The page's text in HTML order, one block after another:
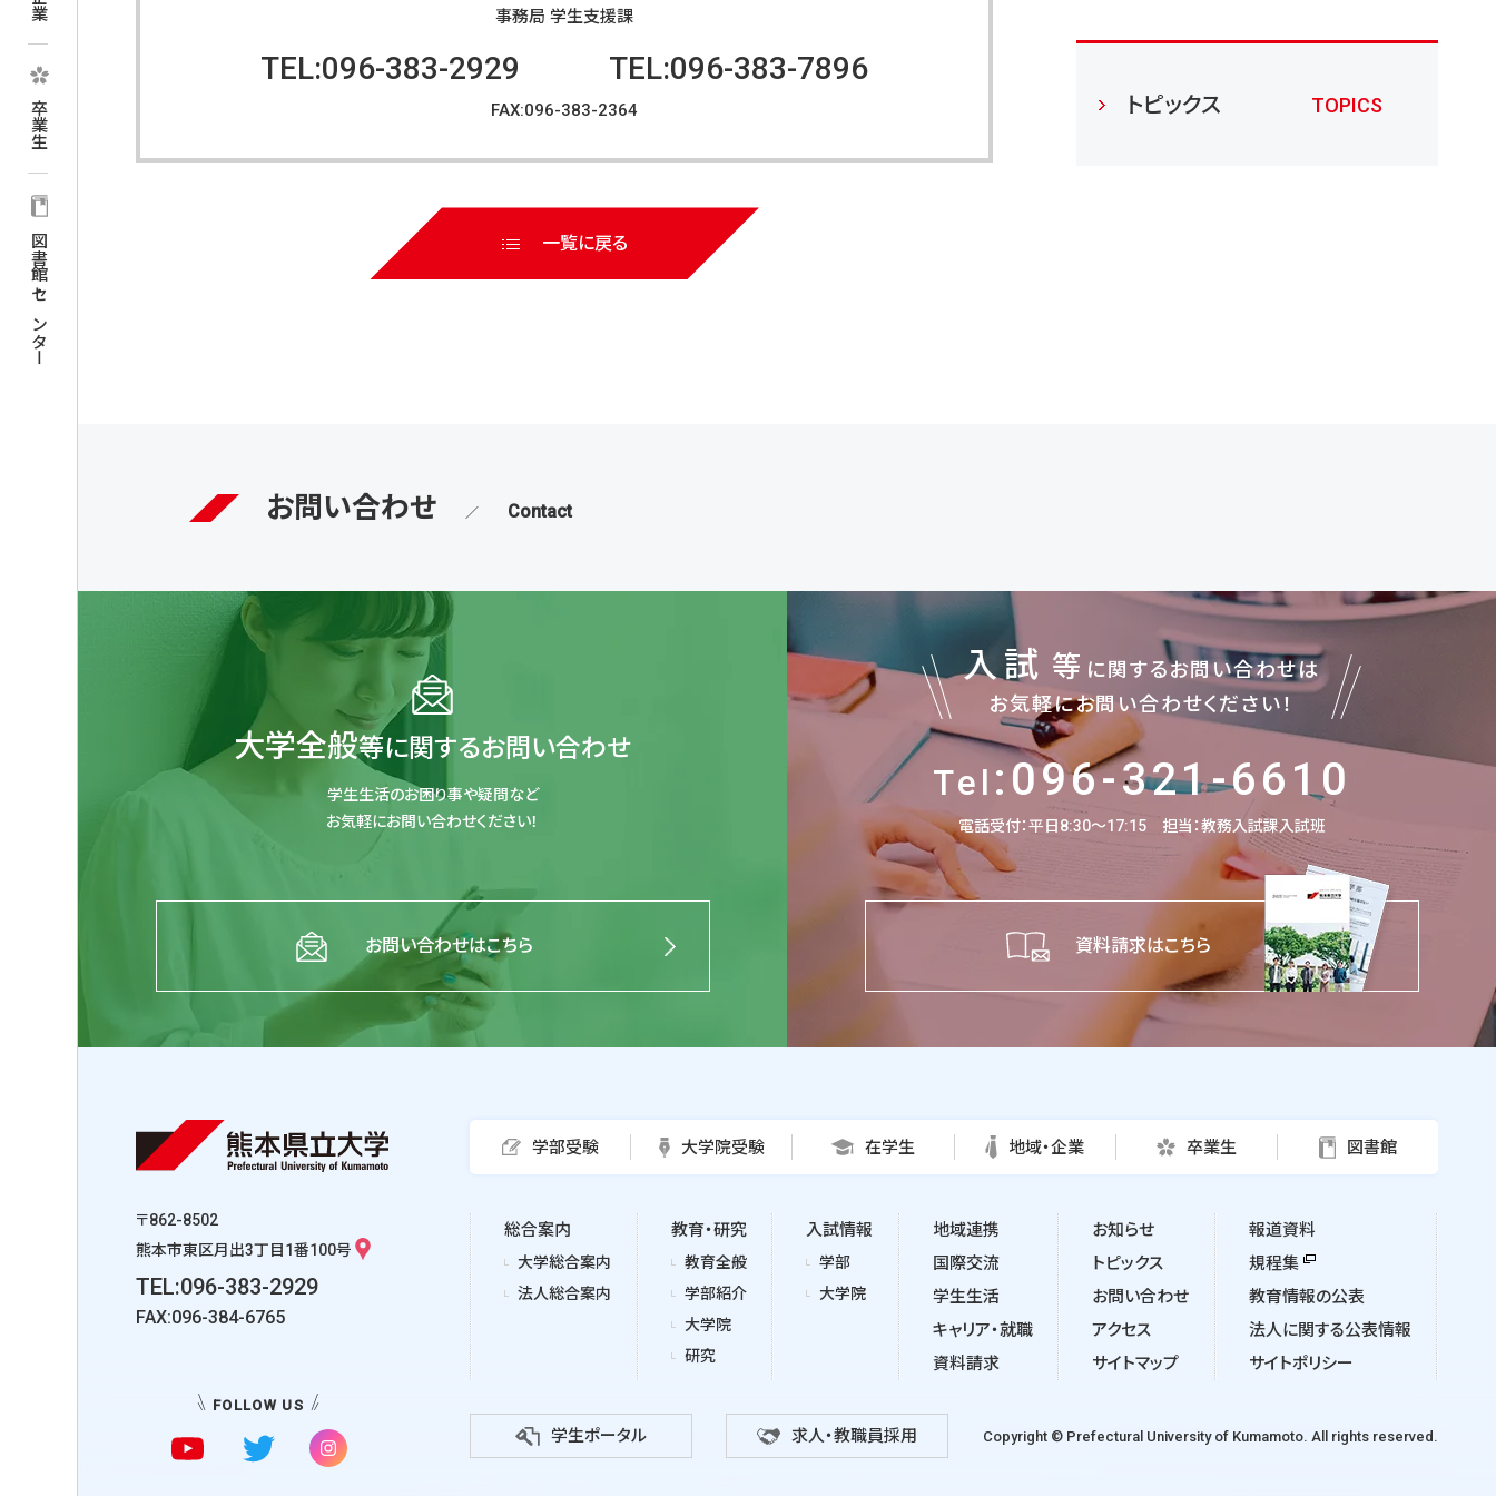
卒業生
図書館・センター
k
事務局 学生支援課
TEL:096-383-2929 TEL:096-383-7896
FAX:096-383-2364
一覧に戻る
トピックス TOPICS
お問い合わせ Contact
大学全般等に関するお問い合わせ
学生生活のお困り事や疑問など
お気軽にお問い合わせください！
お問い合わせはこちら
入試 等 に関するお問い合わせは
お気軽にお問い合わせください！
Tel :096-321-6610
電話受付：平日8:30～17:15 担当：教務入試課入試班
資料請求はこちら
〒862-8502
熊本市東区月出3丁目1番100号
TEL:096-383-2929
FAX:096-384-6765
FOLLOW US
学部受験 大学院受験 在学生 地域・企業 卒業生 図書館
総合案内
大学総合案内
法人総合案内
教育・研究
教育全般
学部紹介
大学院
研究
入試情報
学部
大学院
地域連携
国際交流
学生生活
キャリア・就職
資料請求
お知らせ
トピックス
お問い合わせ
アクセス
サイトマップ
報道資料
規程集
教育情報の公表
法人に関する公表情報
サイトポリシー
学生ポータル 求人・教職員採用 Copyright © Prefectural University of Kumamoto. All rights reserved.